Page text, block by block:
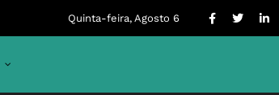
Quinta-feira, Agosto 6